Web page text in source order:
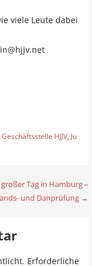
viele Leute dabei
Geschäftsstelle HJJV, Ju
großer Tag in Hamburg –
und Danprüfung →
Erforderliche